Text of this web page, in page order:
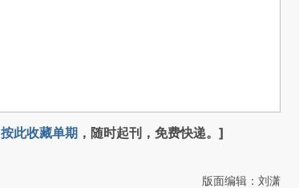
按此收藏单期 ，随时起刊，免费快递。]
版面编辑：刘潇